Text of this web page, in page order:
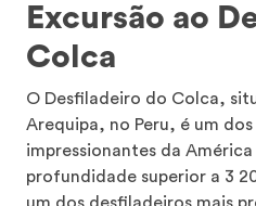
Excursão ao
Colca
O Desfiladeiro do Colca,
Arequipa, no Peru, é um
impressionantes da
profundidade superior a 3
um dos desfiladeiros mais